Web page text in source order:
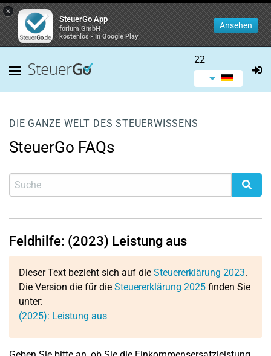
×
SteuerGo App
forium GmbH
kostenlos - In Google Play
Ansehen
22
DIE GANZE WELT DES STEUERWISSENS
SteuerGo FAQs
Feldhilfe: (2023) Leistung aus
Dieser Text bezieht sich auf die Steuererklärung 2023.
Die Version die für die Steuererklärung 2025 finden Sie
unter:
(2025): Leistung aus